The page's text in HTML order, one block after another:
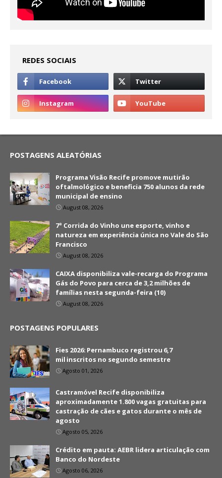
REDES SOCIAIS
POSTAGENS ALEATÓRIAS
Programa Visão Recife promove mutirão
oftalmológico e beneficia 750 alunos da rede
municipal de ensino
August 08, 2026
7ª Corrida do Vinho une esporte, vinho e
natureza em experiência única no Vale do São
Francisco
August 08, 2026
CAIXA disponibiliza vale-recarga do Programa
Gás do Povo para cerca de 3,2 milhões de
famílias nesta segunda-feira (10)
August 08, 2026
POSTAGENS POPULARES
Fies 2026: Pernambuco registrou 6,7
mil inscritos no segundo semestre
Agosto 01, 2026
Castramóvel Recife disponibiliza
aproximadamente 1.800 vagas gratuitas para
castração de cães e gatos durante o mês de
agosto
Agosto 05, 2026
Crédito em pauta: AEBR lidera articulação com
Banco do Nordeste
Agosto 06, 2026